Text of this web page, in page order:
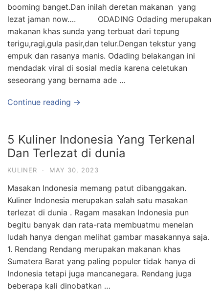
booming banget.Dan inilah deretan makanan yang
lezat jaman now…. ODADING Odading merupakan
makanan khas sunda yang terbuat dari tepung
terigu,ragi,gula pasir,dan telur.Dengan tekstur yang
empuk dan rasanya manis. Odading belakangan ini
mendadak viral di sosial media karena celetukan
seseorang yang bernama ade …
Continue reading →
5 Kuliner Indonesia Yang Terkenal
Dan Terlezat di dunia
KULINER · MAY 30, 2023
Masakan Indonesia memang patut dibanggakan.
Kuliner Indonesia merupakan salah satu masakan
terlezat di dunia . Ragam masakan Indonesia pun
begitu banyak dan rata-rata membuatmu menelan
ludah hanya dengan melihat gambar masakannya saja.
1. Rendang Rendang merupakan makanan khas
Sumatera Barat yang paling populer tidak hanya di
Indonesia tetapi juga mancanegara. Rendang juga
beberapa kali dinobatkan …